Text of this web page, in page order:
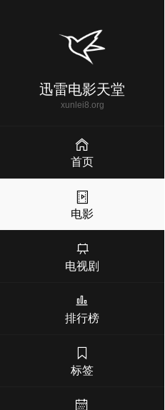
迅雷电影天堂
xunlei8.org
首页
电影
电视剧
排行榜
标签